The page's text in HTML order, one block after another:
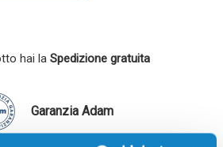
hai la Spedizione gratuita
Garanzia Adam